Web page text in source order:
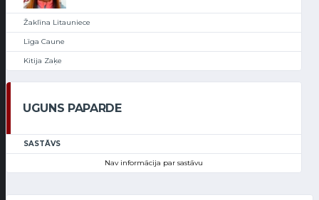
Žaklīna Litauniece
Līga Caune
Kitija Zaķe
UGUNS PAPARDE
SASTĀVS
Nav informācija par sastāvu